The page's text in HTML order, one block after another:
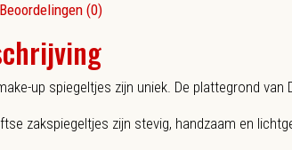
Beoordelingen (0)
up spiegeltjes zijn uniek. De plattegrond
zakspiegeltjes zijn stevig, handzaam en